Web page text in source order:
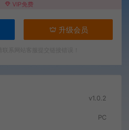
VIP免费
升级会员
v1.0.2
PC